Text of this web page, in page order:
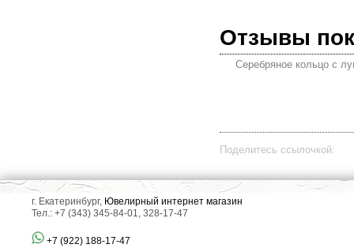
Отзывы
Серебряное кольцо с
Поделитесь ссылочкой:
г. Екатеринбург, Ювелирный интернет магазин
Тел.: +7 (343) 345-84-01, 328-17-47
+7 (922) 188-17-47